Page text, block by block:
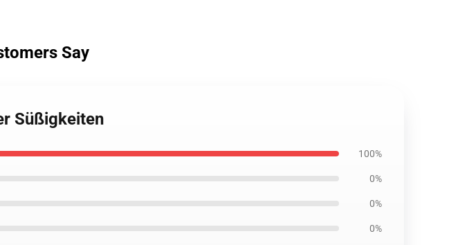
Say
Süßigkeiten
100%
0%
0%
0%